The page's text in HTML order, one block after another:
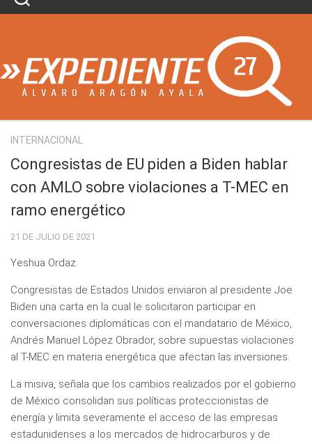
Skip
INTERNACIONAL
Congresistas de EU piden a Biden hablar
con AMLO sobre violaciones a T-MEC en
ramo energético
21 DE JULIO DE 2021
Yeshua Ordaz
Congresistas de Estados Unidos enviaron al presidente Joe
Biden una carta en la cual le solicitaron participar en
conversaciones diplomáticas con el mandatario de México,
Andrés Manuel López Obrador, sobre supuestas violaciones
al T-MEC en materia energética que afectan las inversiones.
La misiva, señala que los cambios realizados por el gobierno
de México consolidan sus políticas proteccionistas de
energía y limita severamente el acceso de las empresas
estadunidenses a los mercados de hidrocarburos y de